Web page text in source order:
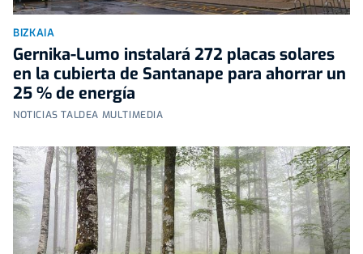
BIZKAIA
Gernika-Lumo instalará 272 placas solares
en la cubierta de Santanape para ahorrar un
25 % de energía
NOTICIAS TALDEA MULTIMEDIA